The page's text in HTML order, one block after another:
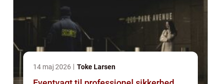
14 maj 2026 Toke Larsen